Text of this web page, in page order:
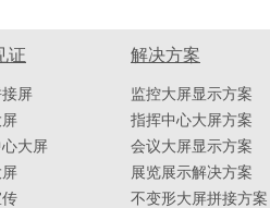
证
屏
大屏
解决方案
监控大屏显示方案
指挥中心大屏方案
会议大屏显示方案
展览展示解决方案
不变形大屏拼接方案